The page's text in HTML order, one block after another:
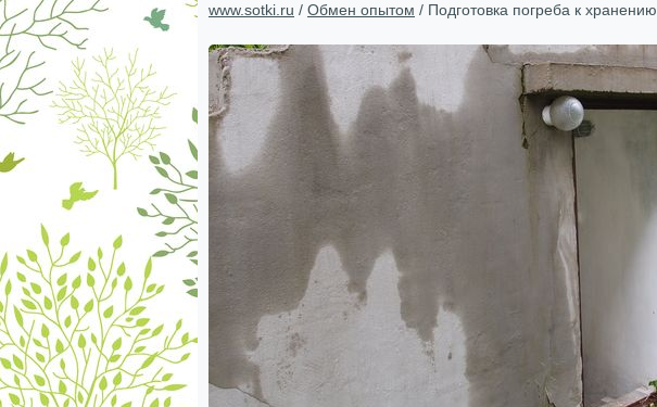
www.sotki.ru / Обмен опытом / Подготовка погреба к хранению